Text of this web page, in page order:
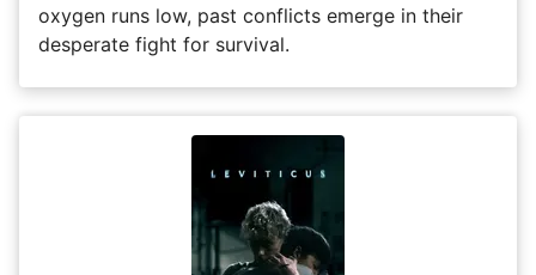
oxygen runs low, past conflicts emerge in their
desperate fight for survival.